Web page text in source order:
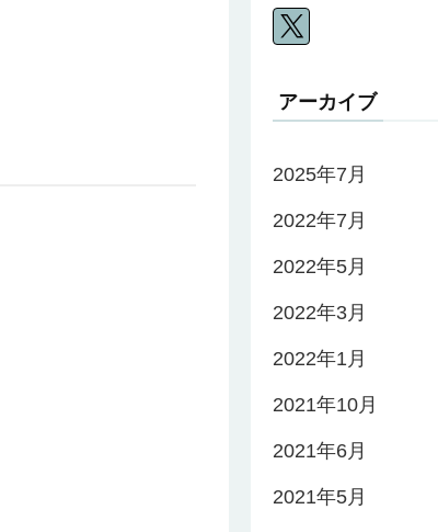
アーカイブ
2025年7月
2022年7月
2022年5月
2022年3月
2022年1月
2021年10月
2021年6月
2021年5月